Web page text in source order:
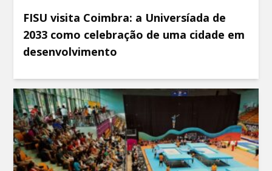
FISU visita Coimbra: a Universíada de
2033 como celebração de uma cidade em
desenvolvimento